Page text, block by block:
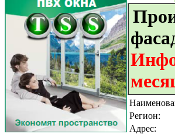
Регион:
Адрес: